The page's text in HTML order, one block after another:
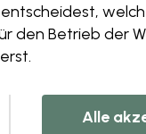
contact
den Betrieb der
Alle